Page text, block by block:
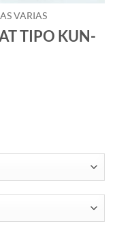
VARIAS
TIPO KUN-